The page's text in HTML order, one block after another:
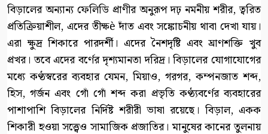
বিড়ালের অন্যান্য ফেলিডি প্রাণীর অনুরূপ দঢ় নমনীয় শরীর, ত্বরিত
প্রতিক্রিয়াশীল, এদের তীক্ষè দাঁত এবং সঙ্কোচনীয় থাবা দেখা যায়।
এরা ক্ষুদ্র শিকারে পারদর্শী। এদের নৈশদৃষ্টি এবং ঘ্রাণশক্তি খুব
প্রখর। তবে এদের বর্ণের দৃশ্যমানতা দরিদ্র। বিড়ালের যোগাযোগের
মধ্যে কণ্ঠস্বরের ব্যবহার যেমন, মিয়াও, গরগর, কম্পনজাত শব্দ,
হিস, গর্জন এবং গোঁ গোঁ শব্দ করা প্রভৃতি কণ্ঠ্যবর্ণের ব্যবহারের
পাশাপাশি বিড়ালের নির্দিষ্ট শরীরী ভাষা রয়েছে। বিড়াল, একক
শিকারী হওয়া সত্ত্বেও সামাজিক প্রজাতির। মানুষের কানের তুলনায়